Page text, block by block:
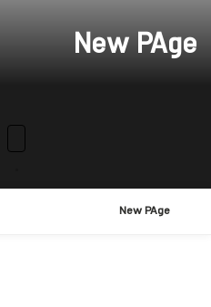
New PAge
New PAge